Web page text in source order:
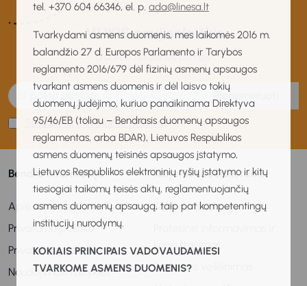
tel. +370 604 66346, el. p. ada@linesa.lt
Tvarkydami asmens duomenis, mes laikomės 2016 m.
balandžio 27 d. Europos Parlamento ir Tarybos
reglamento 2016/679 dėl fizinių asmenų apsaugos
tvarkant asmens duomenis ir dėl laisvo tokių
duomenų judėjimo, kuriuo panaikinama Direktyva
95/46/EB (toliau – Bendrasis duomenų apsaugos
reglamentas, arba BDAR), Lietuvos Respublikos
asmens duomenų teisinės apsaugos įstatymo,
Lietuvos Respublikos elektroninių ryšių įstatymo ir kitų
tiesiogiai taikomų teisės aktų, reglamentuojančių
asmens duomenų apsaugą, taip pat kompetentingų
institucijų nurodymų.
KOKIAIS PRINCIPAIS VADOVAUDAMIESI
TVARKOME ASMENS DUOMENIS?
MUKIS naujienlaiškis
Gaukite naujienas pirmas!
Prenumeruoti
Sutinku su privatumo politika
Bendra informacija
Apie sistemą
Privatumo politika
Privatumo pranešimas
Naudojimosi taisyklės
Karjeros specialistams
Karjeros paslaugos
konsultavimas
Profesinis veiklinimas